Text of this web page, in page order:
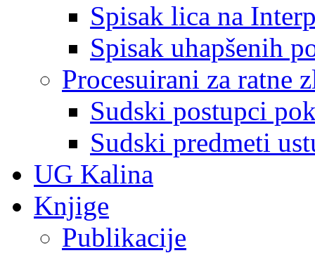
Spisak lica na
Spisak uhapšenih
Procesuirani za ratne
Sudski postupci
Sudski predmeti
UG Kalina
Knjige
Publikacije